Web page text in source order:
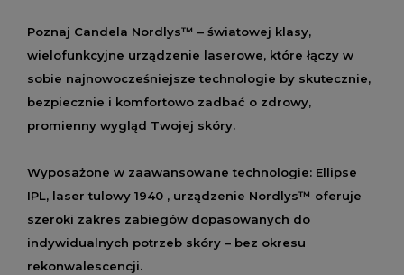
Poznaj Candela Nordlys™ – światowej klasy,
wielofunkcyjne urządzenie laserowe, które łączy w
sobie najnowocześniejsze technologie by skutecznie,
bezpiecznie i komfortowo zadbać o zdrowy,
promienny wygląd Twojej skóry.
Wyposażone w zaawansowane technologie: Ellipse
IPL, laser tulowy 1940 , urządzenie Nordlys™ oferuje
szeroki zakres zabiegów dopasowanych do
indywidualnych potrzeb skóry – bez okresu
rekonwalescencji.